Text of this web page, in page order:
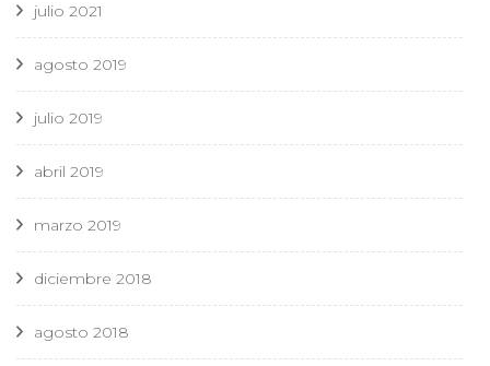
julio 2021
agosto 2019
julio 2019
abril 2019
marzo 2019
diciembre 2018
agosto 2018